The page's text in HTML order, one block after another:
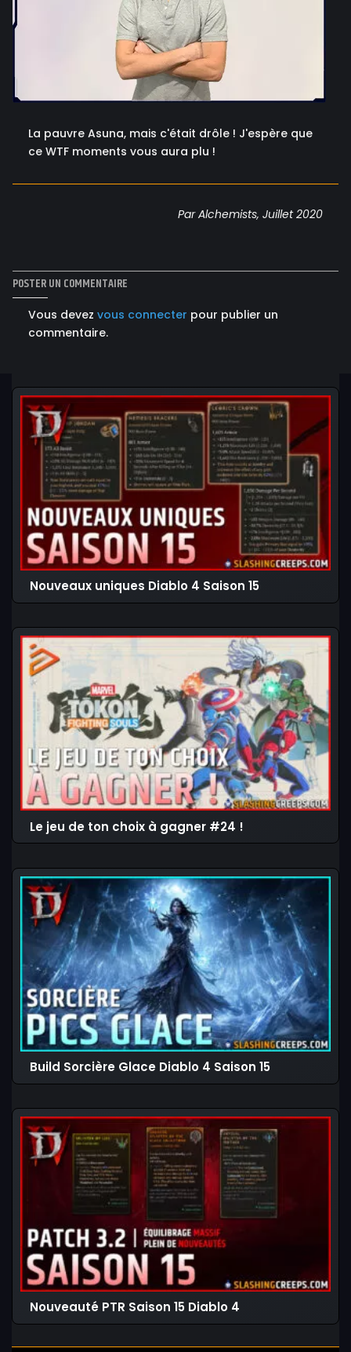
La pauvre Asuna, mais c'était drôle ! J'espère que
ce WTF moments vous aura plu !
Par Alchemists, Juillet 2020
POSTER UN COMMENTAIRE
Vous devez vous connecter pour publier un
commentaire.
Nouveaux uniques Diablo 4 Saison 15
Le jeu de ton choix à gagner #24 !
Build Sorcière Glace Diablo 4 Saison 15
Nouveauté PTR Saison 15 Diablo 4